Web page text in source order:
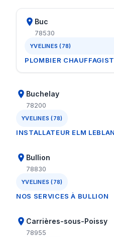
Buc
78530
YVELINES (78)
PLOMBIER
Buchelay
78200
YVELINES (78)
INSTALLATEUR ELM
Bullion
78830
YVELINES (78)
NOS SERVICES À BULLION
Carrières-sous-Poissy
78955